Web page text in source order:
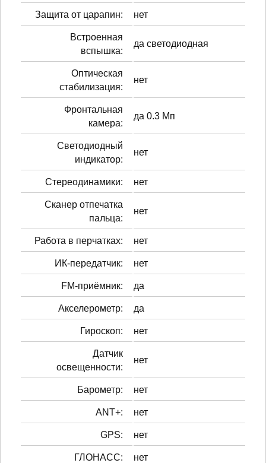
Защита от царапин: нет
Встроенная
вспышка:
да светодиодная
Оптическая
стабилизация:
нет
Фронтальная
камера:
да 0.3 Мп
Светодиодный
индикатор:
нет
Стереодинамики: нет
Сканер отпечатка
пальца:
нет
Работа в перчатках: нет
ИК-передатчик: нет
FM-приёмник: да
Акселерометр: да
Гироскоп: нет
Датчик
освещенности:
нет
Барометр: нет
ANT+: нет
GPS: нет
ГЛОНАСС: нет